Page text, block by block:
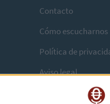
Contacto
Cómo escucharnos
Política de
Aviso legal